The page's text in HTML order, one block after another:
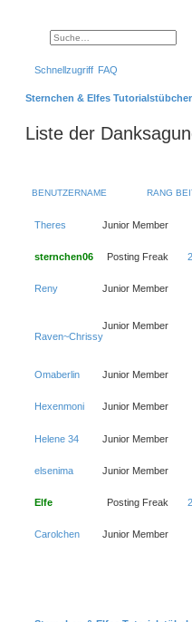
Suche
Erweiterte Suche
Schnellzugriff FAQ
Sternchen & Elfes
Liste der
RANG
BENUTZERNAME
Junior Member
Theres
Posting Freak
sternchen06
Junior Member
Reny
Junior Member
Raven~Chrissy
Junior Member
Omaberlin
Junior Member
Hexenmoni
Junior Member
Helene 34
Junior Member
elsenima
Posting Freak
Elfe
Junior Member
Carolchen